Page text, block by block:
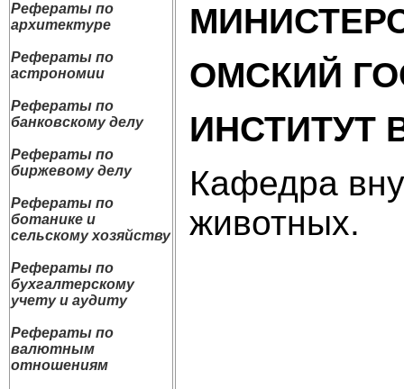
Рефераты по
архитектуре
Рефераты по
астрономии
Рефераты по
банковскому делу
Рефераты по
биржевому делу
Рефераты по
ботанике и
сельскому хозяйству
Рефераты по
бухгалтерскому
учету и аудиту
Рефераты по
валютным
отношениям
ОМСКИЙ
ИНСТИТУТ
Кафедра
животных.